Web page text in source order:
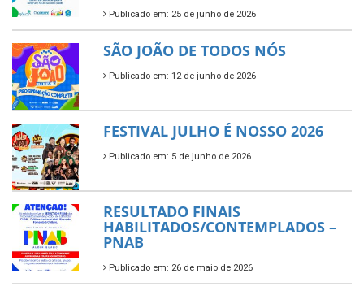
Publicado em: 25 de junho de 2026
SÃO JOÃO DE TODOS NÓS
Publicado em: 12 de junho de 2026
FESTIVAL JULHO É NOSSO 2026
Publicado em: 5 de junho de 2026
RESULTADO FINAIS
HABILITADOS/CONTEMPLADOS –
PNAB
Publicado em: 26 de maio de 2026